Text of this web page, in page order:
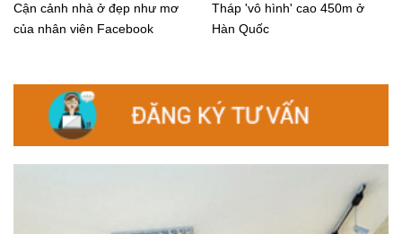
Cận cảnh nhà ở đẹp như mơ
của nhân viên Facebook
Tháp 'vô hình' cao 450m ở
Hàn Quốc